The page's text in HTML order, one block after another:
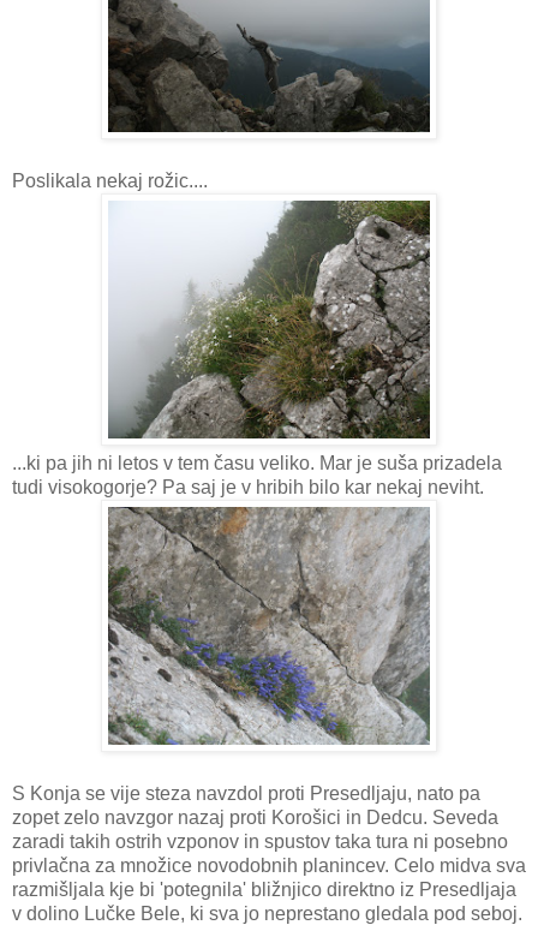
Poslikala nekaj rožic....
...ki pa jih ni letos v tem času veliko. Mar je suša prizadela
tudi visokogorje? Pa saj je v hribih bilo kar nekaj neviht.
S Konja se vije steza navzdol proti Presedljaju, nato pa
zopet zelo navzgor nazaj proti Korošici in Dedcu. Seveda
zaradi takih ostrih vzponov in spustov taka tura ni posebno
privlačna za množice novodobnih planincev. Celo midva sva
razmišljala kje bi 'potegnila' bližnjico direktno iz Presedljaja
v dolino Lučke Bele, ki sva jo neprestano gledala pod seboj.